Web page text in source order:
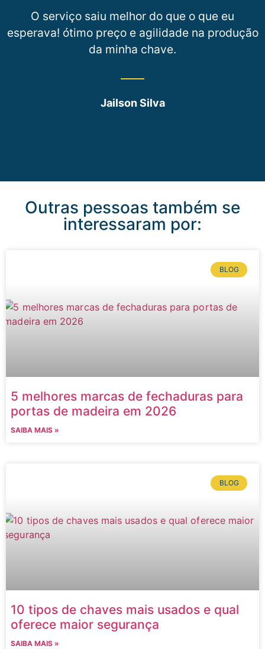
O serviço saiu melhor do que o que eu
esperava! ótimo preço e agilidade na produção
da minha chave.
Jailson Silva
Outras pessoas também se
interessaram por:
BLOG
5 melhores marcas de fechaduras para
portas de madeira em 2026
SAIBA MAIS »
BLOG
10 tipos de chaves mais usados e qual
oferece maior segurança
SAIBA MAIS »